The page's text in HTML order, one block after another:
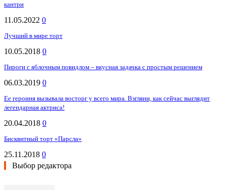
кантри
11.05.2022 0
Лучший в мире торт
10.05.2018 0
Пироги с яблочным повидлом – вкусная задачка с простым решением
06.03.2019 0
Ее героиня вызывала восторг у всего мира. Взгляни, как сейчас выглядит
легендарная актриса!
20.04.2018 0
Бисквитный торт «Парсла»
25.11.2018 0
Выбор редактора